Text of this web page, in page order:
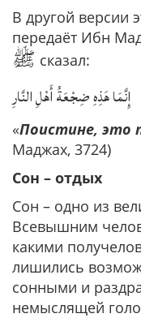
В другой версии
передаёт Ибн
ﷺ сказал:
إِنَّمَا هَذِهِ ضِجْعَةُ أَهْلِ النَّارِ
«Поистине, это
Маджах, 3724)
Сон – отдых
Сон – одно из
Всевышним
какими
лишились
сонными и
немыслящей